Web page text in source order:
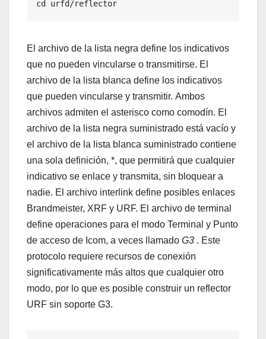
cd urfd/reflector
El archivo de la lista negra define los indicativos
que no pueden vincularse o transmitirse. El
archivo de la lista blanca define los indicativos
que pueden vincularse y transmitir. Ambos
archivos admiten el asterisco como comodín. El
archivo de la lista negra suministrado está vacío y
el archivo de la lista blanca suministrado contiene
una sola definición, *, que permitirá que cualquier
indicativo se enlace y transmita, sin bloquear a
nadie. El archivo interlink define posibles enlaces
Brandmeister, XRF y URF. El archivo de terminal
define operaciones para el modo Terminal y Punto
de acceso de Icom, a veces llamado G3 . Este
protocolo requiere recursos de conexión
significativamente más altos que cualquier otro
modo, por lo que es posible construir un reflector
URF sin soporte G3.